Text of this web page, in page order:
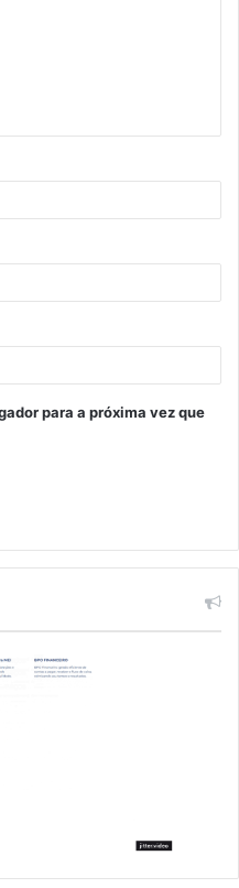
para a próxima vez que